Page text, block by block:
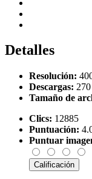
Detalles
Resolución:
Descargas: 270
Tamaño de
Clics: 12885
Puntuación:
Puntuar